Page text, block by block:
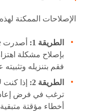
الإصلاحات الممكنة
الطريقة 1:
بإصلاح مشكلة
فقم بتنزيله
الطريقة 2:
إذا كنت
ترغب في فرض
أخطاء مؤقتة